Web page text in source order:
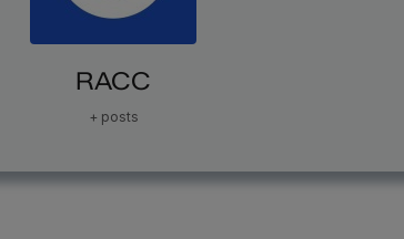
RACC
+ posts